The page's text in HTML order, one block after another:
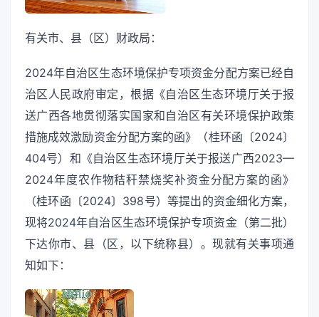
有关市、县（区）财政局：
2024年自治区生态环境保护专项资金分配方案已经自
治区人民政府审定，根据《自治区生态环境厅关于报
送广西各地贯彻落实国家和自治区有关环境保护政策
措施成效激励资金分配方案的函》（桂环函〔2024〕
404号）和《自治区生态环境厅关于报送广西2023—
2024年度农作物秸秆禁烧奖补资金分配方案的函》
（桂环函〔2024〕398号）等提出的资金细化方案，
现将2024年自治区生态环境保护专项资金（第二批）
下达你市、县（区，以下统称县）。现就有关事项通
知如下：